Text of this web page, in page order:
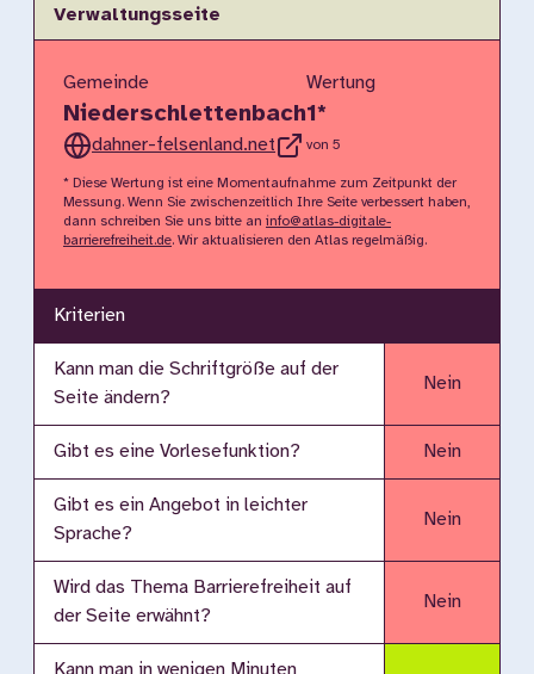
Verwaltungsseite
Gemeinde
Niederschlettenbach
dahner-felsenland.net
Wertung
1*
von 5
* Diese Wertung ist eine Momentaufnahme zum Zeitpunkt der
Messung. Wenn Sie zwischenzeitlich Ihre Seite verbessert haben,
dann schreiben Sie uns bitte an info@atlas-digitale-
barrierefreiheit.de. Wir aktualisieren den Atlas regelmäßig.
Kriterien
Kann man die Schriftgröße auf der
Seite ändern?
Nein
Gibt es eine Vorlesefunktion? Nein
Gibt es ein Angebot in leichter
Sprache?
Nein
Wird das Thema Barrierefreiheit auf
der Seite erwähnt?
Nein
Kann man in wenigen Minuten